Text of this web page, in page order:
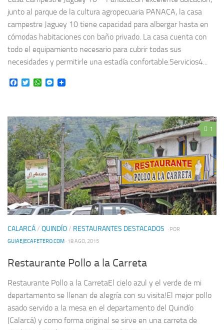
junto al parque de la cultura agropecuaria PANACA, la casa
campestre Jaguey 10 tiene capacidad para albergar hasta en
cómodas habitaciones con baño privado. La casa cuenta con
todo el equipamiento necesario para cubrir todas sus
necesidades y permitirle una estadía confortable.Servicios4...
Facebook
TwitterWhatsApp
Messenger
1
CALARCÁ/ QUINDÍO/ RESTAURANTES DESTACADOS · POR
GUIAEJECAFETERO.COM · 18 AGO, 2015
Restaurante Pollo a la Carreta
Restaurante Pollo a la CarretaEl cielo azul y el verde de mi
departamento se llenan de alegría con su visita!El mejor pollo
asado servido a la mesa en el departamento del Quindío
(Calarcá) y como forma original se sirve en una carreta de